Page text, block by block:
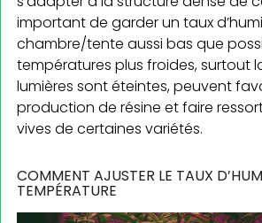
important de garder un taux
chambre/tente aussi bas que
températures plus froides, surtout
lumières sont éteintes, peuvent
production de résine et faire
vives de certaines variétés.
COMMENT AJUSTER LE TAUX
TEMPÉRATURE